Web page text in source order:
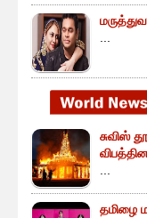
...
சுவிஸ்
...
தமிழை